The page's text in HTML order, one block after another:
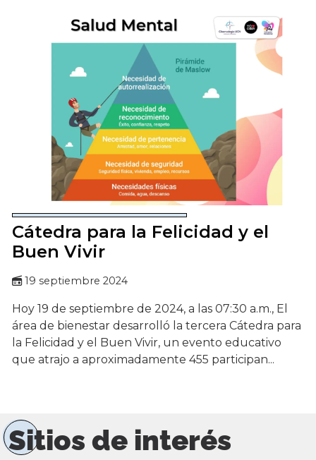
Cátedra para la Felicidad y el
Buen Vivir
19 septiembre 2024
Hoy 19 de septiembre de 2024, a las 07:30 a.m., El
área de bienestar desarrolló la tercera Cátedra para
la Felicidad y el Buen Vivir, un evento educativo
que atrajo a aproximadamente 455 participan...
Sitios de interés